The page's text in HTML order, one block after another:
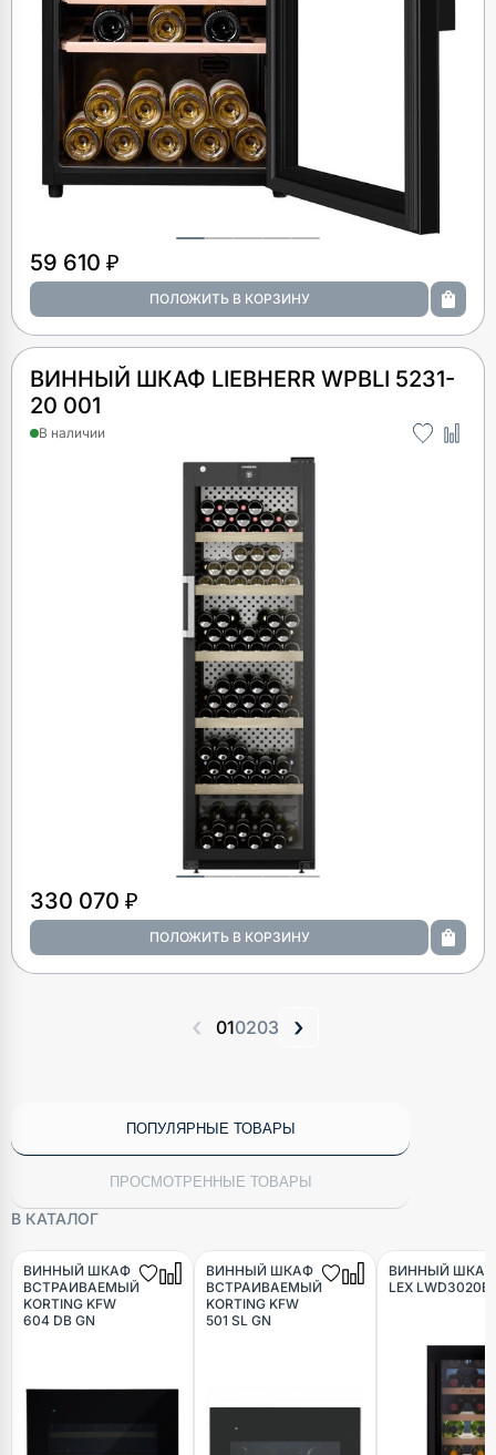
59 610 ₽
ВИННЫЙ ШКАФ LIEBHERR WPBLI 5231-
20 001
В наличии
330 070 ₽
‹ 010203 ›
ПОПУЛЯРНЫЕ ТОВАРЫ
ПРОСМОТРЕННЫЕ ТОВАРЫ
В КАТАЛОГ
ВИННЫЙ ШКАФ
ВСТРАИВАЕМЫЙ
KORTING KFW
604 DB GN
ВИННЫЙ ШКАФ
ВСТРАИВАЕМЫЙ
KORTING KFW
501 SL GN
ВИННЫЙ ШКАФ
LEX